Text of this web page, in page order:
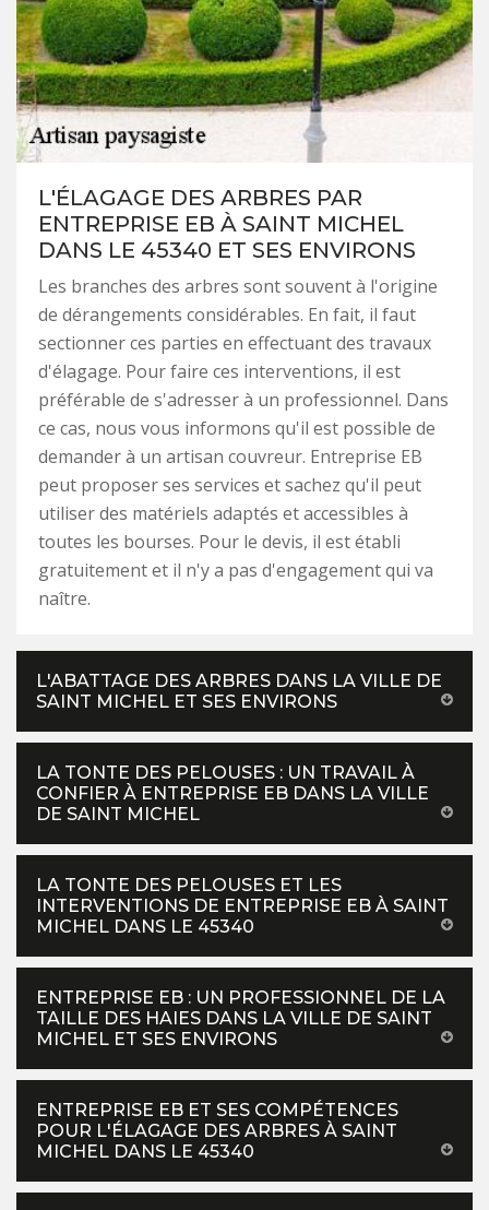
L'ÉLAGAGE DES ARBRES PAR
ENTREPRISE EB À SAINT MICHEL
DANS LE 45340 ET SES ENVIRONS
Les branches des arbres sont souvent à l'origine
de dérangements considérables. En fait, il faut
sectionner ces parties en effectuant des travaux
d'élagage. Pour faire ces interventions, il est
préférable de s'adresser à un professionnel. Dans
ce cas, nous vous informons qu'il est possible de
demander à un artisan couvreur. Entreprise EB
peut proposer ses services et sachez qu'il peut
utiliser des matériels adaptés et accessibles à
toutes les bourses. Pour le devis, il est établi
gratuitement et il n'y a pas d'engagement qui va
naître.
L'ABATTAGE DES ARBRES DANS LA VILLE DE
SAINT MICHEL ET SES ENVIRONS
LA TONTE DES PELOUSES : UN TRAVAIL À
CONFIER À ENTREPRISE EB DANS LA VILLE
DE SAINT MICHEL
LA TONTE DES PELOUSES ET LES
INTERVENTIONS DE ENTREPRISE EB À SAINT
MICHEL DANS LE 45340
ENTREPRISE EB : UN PROFESSIONNEL DE LA
TAILLE DES HAIES DANS LA VILLE DE SAINT
MICHEL ET SES ENVIRONS
ENTREPRISE EB ET SES COMPÉTENCES
POUR L'ÉLAGAGE DES ARBRES À SAINT
MICHEL DANS LE 45340